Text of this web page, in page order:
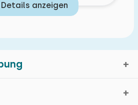
anzeigen